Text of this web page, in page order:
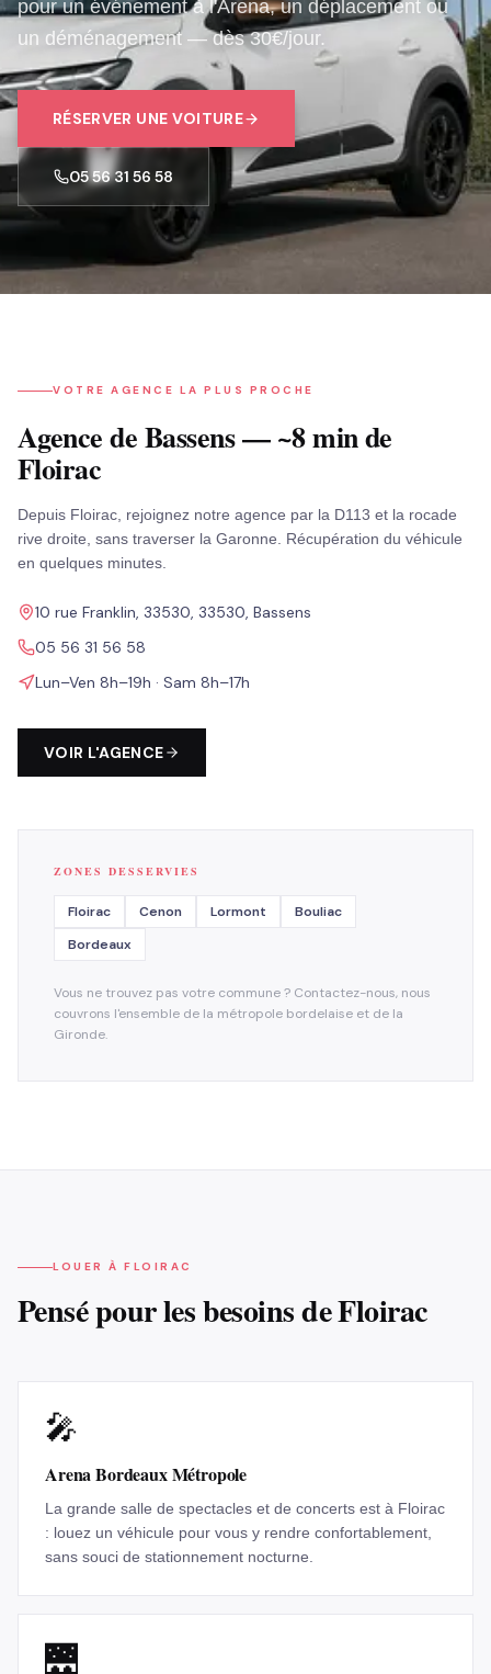
pour un événement à l'Arena, un déplacement ou
un déménagement — dès 30€/jour.
RÉSERVER UNE VOITURE
05 56 31 56 58
VOTRE AGENCE LA PLUS PROCHE
Agence de Bassens — ~8 min de
Floirac
Depuis Floirac, rejoignez notre agence par la D113 et la rocade
rive droite, sans traverser la Garonne. Récupération du véhicule
en quelques minutes.
10 rue Franklin, 33530, 33530, Bassens
05 56 31 56 58
Lun–Ven 8h–19h · Sam 8h–17h
VOIR L'AGENCE
ZONES DESSERVIES
Floirac Cenon Lormont
Bouliac
Bordeaux
Vous ne trouvez pas votre commune ? Contactez-nous, nous
couvrons l'ensemble de la métropole bordelaise et de la
Gironde.
LOUER À FLOIRAC
Pensé pour les besoins deFloirac
🎤
Arena Bordeaux Métropole
La grande salle de spectacles et de concerts est à Floirac
: louez un véhicule pour vous y rendre confortablement,
sans souci de stationnement nocturne.
🌉